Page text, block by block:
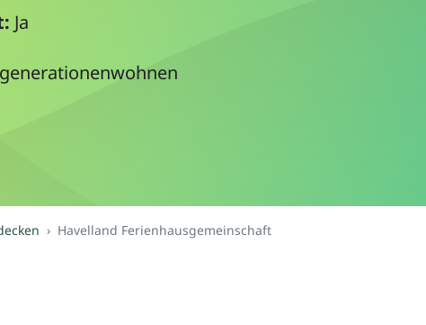
Ja
Havelland Ferienhausgemeinschaft